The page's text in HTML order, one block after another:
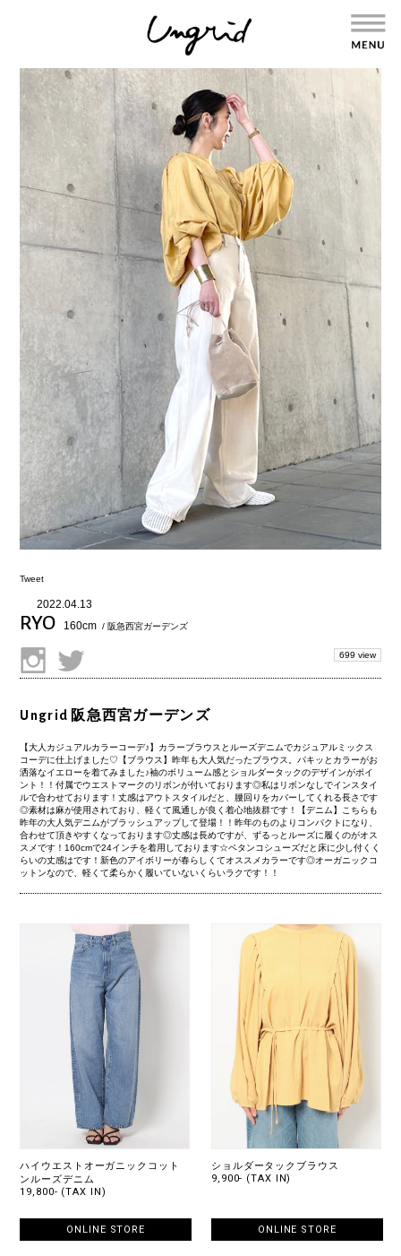
Tweet
2022.04.13
RYO 160cm / 阪急西宮ガーデンズ
699 view
Ungrid 阪急西宮ガーデンズ
【大人カジュアルカラーコーデ♪】カラーブラウスとルーズデニムでカジュアルミックス
コーデに仕上げました♡【ブラウス】昨年も大人気だったブラウス。パキッとカラーがお
洒落なイエローを着てみました♪袖のボリューム感とショルダータックのデザインがポイ
ント！！付属でウエストマークのリボンが付いております◎私はリボンなしでインスタイ
ルで合わせております！丈感はアウトスタイルだと、腰回りをカバーしてくれる長さです
◎素材は麻が使用されており、軽くて風通しが良く着心地抜群です！【デニム】こちらも
昨年の大人気デニムがブラッシュアップして登場！！昨年のものよりコンパクトになり、
合わせて頂きやすくなっております◎丈感は長めですが、ずるっとルーズに履くのがオス
スメです！160cmで24インチを着用しております☆ペタンコシューズだと床に少し付くく
らいの丈感はです！新色のアイボリーが春らしくてオススメカラーです◎オーガニックコ
ットンなので、軽くて柔らかく履いていないくらいラクです！！
ハイウエストオーガニックコット
ンルーズデニム
19,800- (TAX IN)
ONLINE STORE
ショルダータックブラウス
9,900- (TAX IN)
ONLINE STORE